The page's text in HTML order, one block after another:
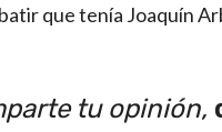
que tenía Joaquín
tu opinión,